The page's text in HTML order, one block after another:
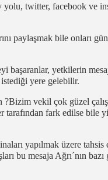
yolu, twitter, facebook ve
paylaşmak bile onları
başaranlar, yetkilerin
yere gelebilir.
?Bizim vekil çok güzel
tarafından fark edilse bile
yapılmak üzere tahsis
bu mesaja Ağrı´nın bazı